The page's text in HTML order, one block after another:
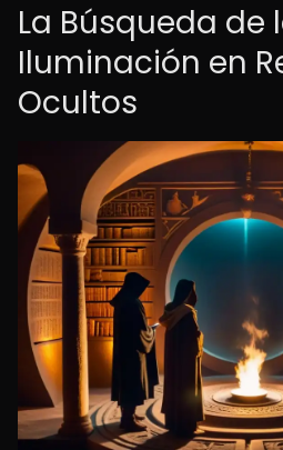
La Búsqueda de
Iluminación en
Ocultos